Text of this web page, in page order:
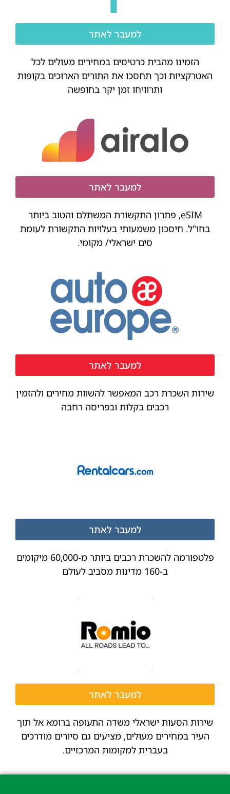
למעבר לאתר
הזמינו מהבית כרטיסים במחירים מעולים לכל
האטרקציות וכך תחסכו את התורים הארוכים בקופות
ותרוויחו זמן יקר בחופשה
למעבר לאתר
eSIM, פתרון התקשורת המשתלם והטוב ביותר
בחו"ל. חיסכון משמעותי בעלויות התקשורת לעומת
סים ישראלי/ מקומי.
למעבר לאתר
שירות השכרת רכב המאפשר להשוות מחירים ולהזמין
רכבים בקלות ובפריסה רחבה
למעבר לאתר
פלטפורמה להשכרת רכבים ביותר מ-60,000 מיקומים
ב-160 מדינות מסביב לעולם
למעבר לאתר
שירות הסעות ישראלי משדה התעופה ברומא אל תוך
העיר במחירים מעולים, מציעים גם סיורים מודרכים
בעברית למקומות המרכזיים.